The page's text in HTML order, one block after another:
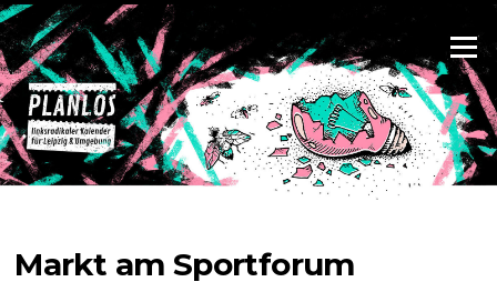
Zum
Inhalt
springen
Menü
Markt am Sportforum